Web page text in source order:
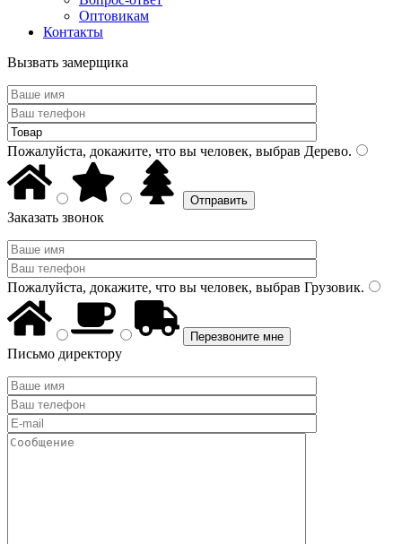
Оптовикам
Контакты
Вызвать замерщика
Пожалуйста, докажите, что вы человек, выбрав Дерево.
Заказать звонок
Пожалуйста, докажите, что вы человек, выбрав Грузовик.
Письмо директору